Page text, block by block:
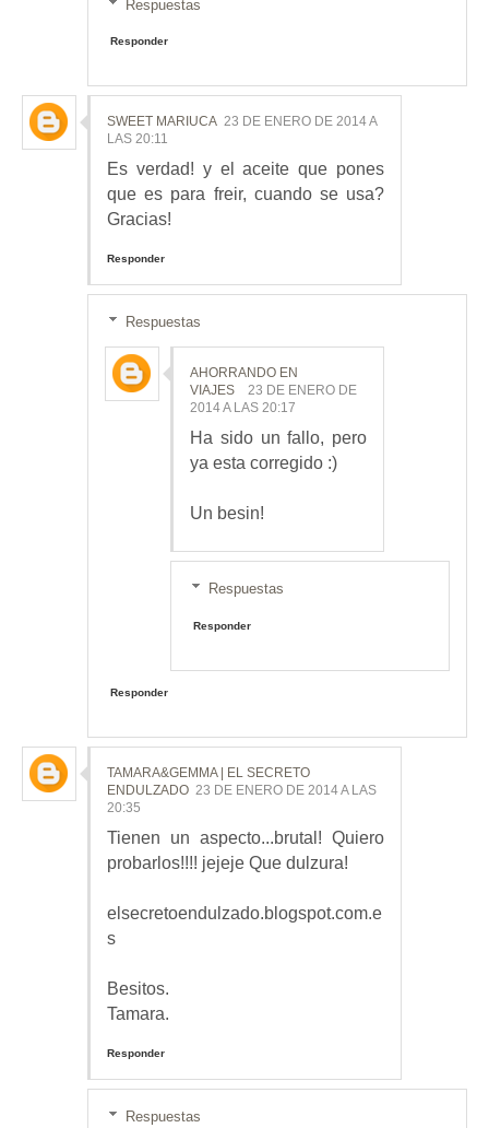
Respuestas
Responder
SWEET MARIUCA 23 DE ENERO DE 2014 A
LAS 20:11
Es verdad! y el aceite que pones
que es para freir, cuando se usa?
Gracias!
Responder
Respuestas
AHORRANDO EN
VIAJES
23 DE ENERO DE
2014 A LAS 20:17
Ha sido un fallo, pero
ya esta corregido :)
Un besin!
Respuestas
Responder
Responder
TAMARA&GEMMA | EL SECRETO
ENDULZADO 23 DE ENERO DE 2014 A LAS
20:35
Tienen un aspecto...brutal! Quiero
probarlos!!!! jejeje Que dulzura!
elsecretoendulzado.blogspot.com.e
s
Besitos.
Tamara.
Responder
Respuestas